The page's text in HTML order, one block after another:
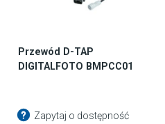
Przewód D-TAP
DIGITALFOTO BMPCC01
Zapytaj o dostępność